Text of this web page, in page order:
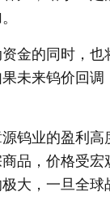
金的同时，也
未来钨价回调
钨业的盈利高
品，价格受宏
大，一旦全球